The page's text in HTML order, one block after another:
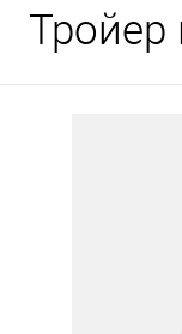
Тройер